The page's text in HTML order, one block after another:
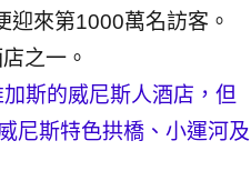
來第1000萬名訪客。
之一。
斯的威尼斯人酒店，但
尼斯特色拱橋、小運河及